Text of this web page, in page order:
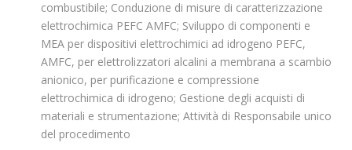
combustibile; Conduzione di misure di caratterizzazione
elettrochimica PEFC AMFC; Sviluppo di componenti e
MEA per dispositivi elettrochimici ad idrogeno PEFC,
AMFC, per elettrolizzatori alcalini a membrana a scambio
anionico, per purificazione e compressione
elettrochimica di idrogeno; Gestione degli acquisti di
materiali e strumentazione; Attività di Responsabile unico
del procedimento